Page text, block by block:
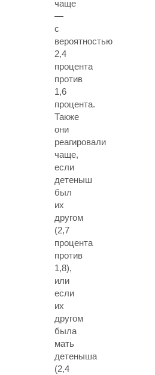
чаще
—
с
вероятностью
2,4
процента
против
1,6
процента.
Также
они
реагировали
чаще,
если
детеныш
был
их
другом
(2,7
процента
против
1,8),
или
если
их
другом
была
мать
детеныша
(2,4